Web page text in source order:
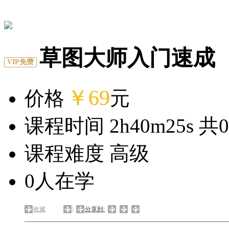
VIP免费 草图大师入门速成
价格 ￥69元
课程时间 2h40m25s 共0
课程难度 高级
0 人在学
收藏 分享到: